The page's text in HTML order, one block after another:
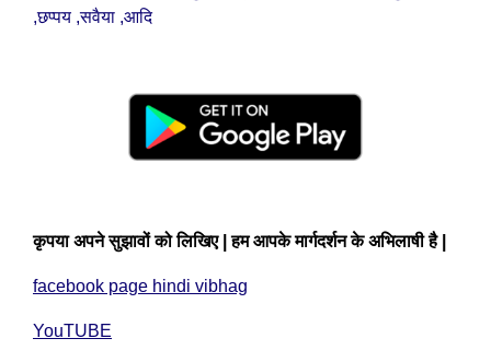
,छप्पय ,सवैया ,आदि
कृपया अपने सुझावों को लिखिए | हम आपके मार्गदर्शन के अभिलाषी है
facebook page hindi vibhag
YouTUBE